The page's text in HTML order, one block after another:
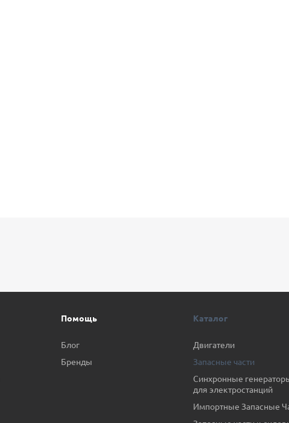
Помощь
Блог
Бренды
Каталог
Двигатели
Запасные части
Синхронные
для электростанций
Импортные Запасные